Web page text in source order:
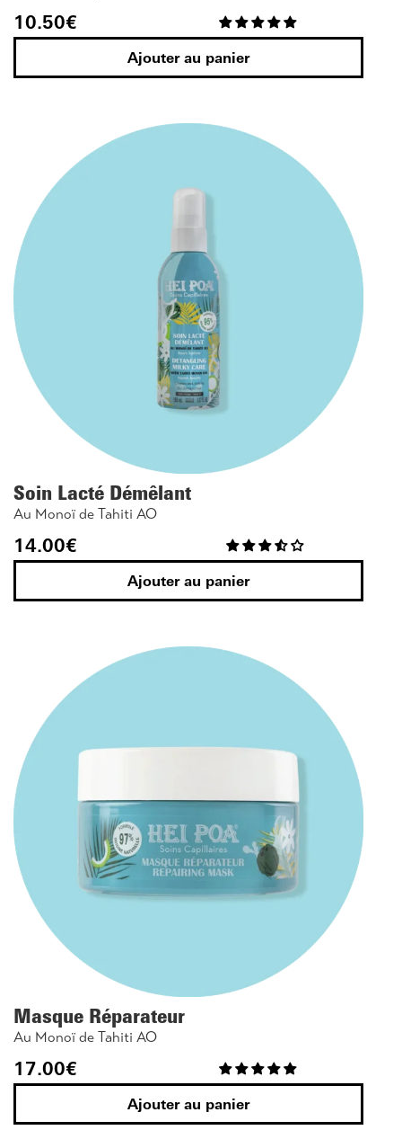
10.50€
Ajouter au panier
Soin Lacté Démêlant
Au Monoï de Tahiti AO
14.00€
Ajouter au panier
Masque Réparateur
Au Monoï de Tahiti AO
17.00€
Ajouter au panier